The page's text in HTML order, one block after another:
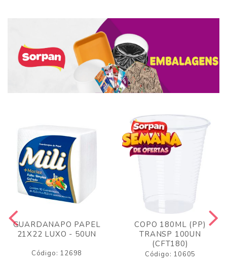
GUARDANAPO PAPEL
21X22 LUXO - 50UN
Código: 12698
COPO 180ML (PP)
TRANSP 100UN
(CFT180)
Código: 10605